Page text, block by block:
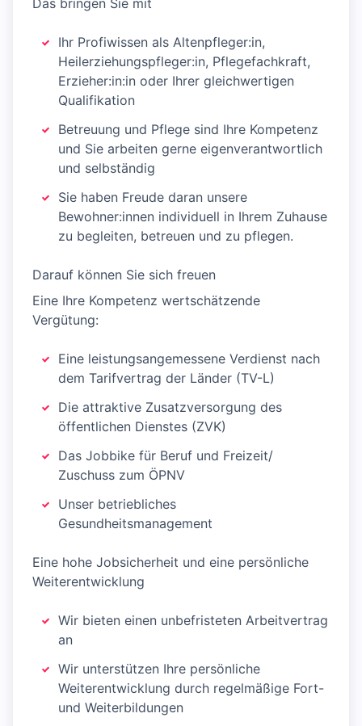
Das bringen Sie mit
Ihr Profiwissen als Altenpfleger:in,
Heilerziehungspfleger:in, Pflegefachkraft,
Erzieher:in:in oder Ihrer gleichwertigen
Qualifikation
Betreuung und Pflege sind Ihre Kompetenz
und Sie arbeiten gerne eigenverantwortlich
und selbständig
Sie haben Freude daran unsere
Bewohner:innen individuell in Ihrem Zuhause
zu begleiten, betreuen und zu pflegen.
Darauf können Sie sich freuen
Eine Ihre Kompetenz wertschätzende
Vergütung:
Eine leistungsangemessene Verdienst nach
dem Tarifvertrag der Länder (TV-L)
Die attraktive Zusatzversorgung des
öffentlichen Dienstes (ZVK)
Das Jobbike für Beruf und Freizeit/
Zuschuss zum ÖPNV
Unser betriebliches
Gesundheitsmanagement
Eine hohe Jobsicherheit und eine persönliche
Weiterentwicklung
Wir bieten einen unbefristeten Arbeitvertrag
an
Wir unterstützen Ihre persönliche
Weiterentwicklung durch regelmäßige Fort-
und Weiterbildungen